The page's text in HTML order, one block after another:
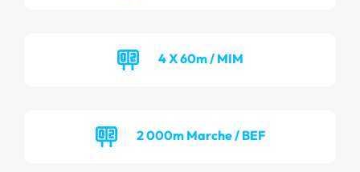
4 X 60m / MIM
2 000m Marche / BEF